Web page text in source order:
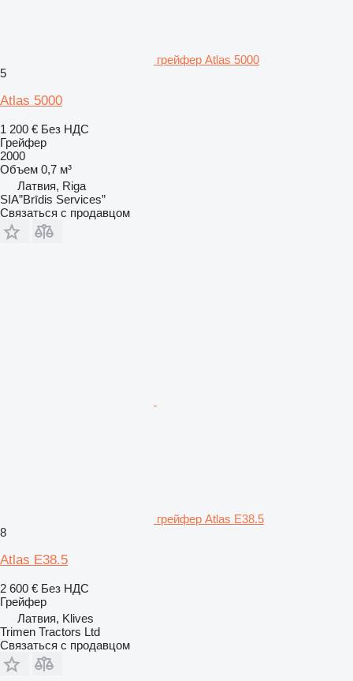
грейфер Atlas 5000
5
Atlas 5000
1 200 € Без НДС
Грейфер
2000
Объем 0,7 м³
Латвия, Riga
SIA”Brīdis Services”
Связаться с продавцом
грейфер Atlas E38.5
8
Atlas E38.5
2 600 € Без НДС
Грейфер
Латвия, Klives
Trimen Tractors Ltd
Связаться с продавцом